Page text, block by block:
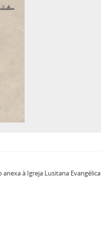
à Igreja Lusitana Evangélica